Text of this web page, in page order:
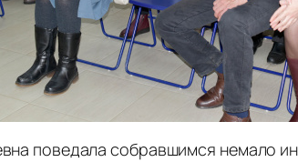
поведала собравшимся немало